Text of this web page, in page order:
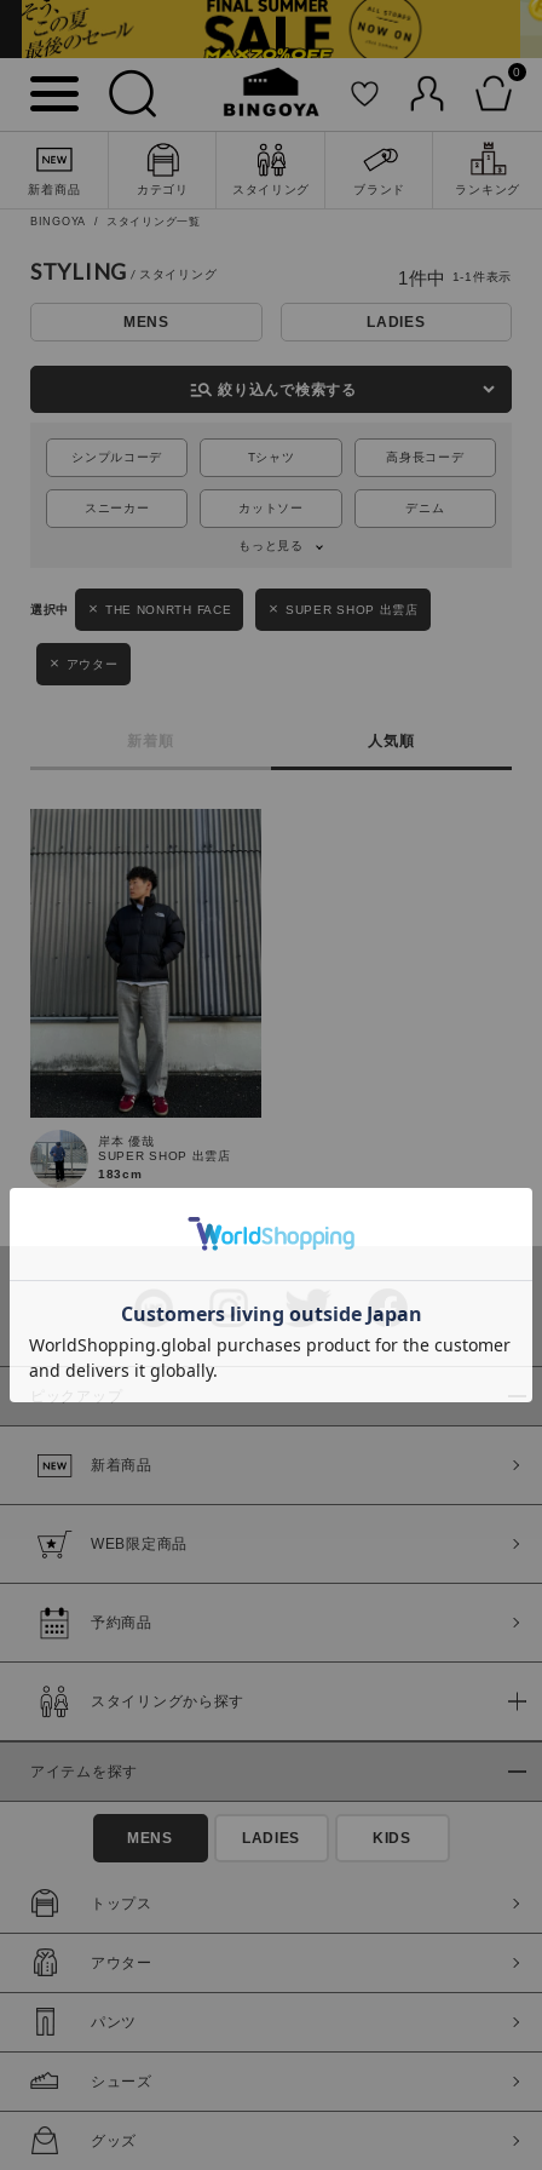
0
新着商品 カテゴリ スタイリング ブランド ランキング
詳細検索
キーワード
MENS LADIES KIDS
カテゴリ
ブランド
商品タイプ
セール価格
在庫
BINGOYA スタイリング一覧
STYLING
MENS LADIES
manage_search 絞り込んで検索する
シンプルコーデ Tシャツ 高身長コーデ
スニーカー カットソー デニム
もっと見る
THE NONRTH FACE SUPER SHOP 出雲店
アウター
新着順 人気順
1件中 1-1件表示
岸本 優哉
SUPER SHOP 出雲店
183cm
新着商品
WEB限定商品
予約商品
スタイリングから探す
アイテムを探す
MENS LADIES KIDS
トップス
アウター
パンツ
シューズ
グッズ